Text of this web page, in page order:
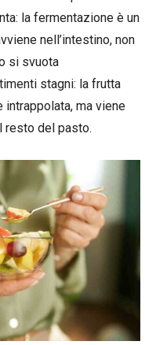
la fermentazione è un
nell’intestino, non
si svuota
stagni: la frutta
intrappolata, ma viene
resto del pasto.